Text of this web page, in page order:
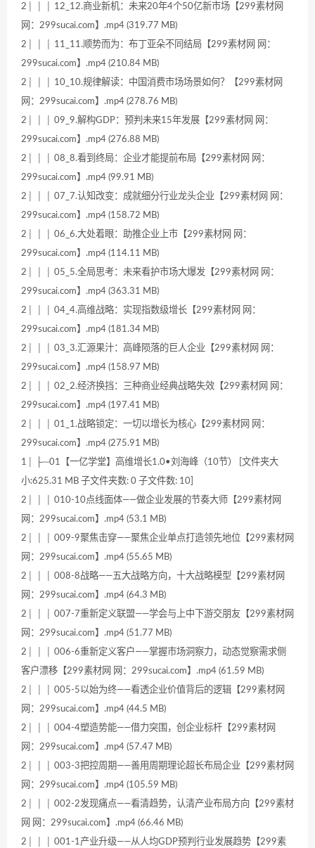
2│ │ │ 12_12.商业新机：未来20年4个50亿新市场【299素材网
网：299sucai.com】.mp4 (319.77 MB)
2│ │ │ 11_11.顺势而为：布丁亚朵不同结局【299素材网 网：
299sucai.com】.mp4 (210.84 MB)
2│ │ │ 10_10.规律解读：中国消费市场场景如何？【299素材网
网：299sucai.com】.mp4 (278.76 MB)
2│ │ │ 09_9.解构GDP：预判未来15年发展【299素材网 网：
299sucai.com】.mp4 (276.88 MB)
2│ │ │ 08_8.看到终局：企业才能提前布局【299素材网 网：
299sucai.com】.mp4 (99.91 MB)
2│ │ │ 07_7.认知改变：成就细分行业龙头企业【299素材网 网：
299sucai.com】.mp4 (158.72 MB)
2│ │ │ 06_6.大处着眼：助推企业上市【299素材网 网：
299sucai.com】.mp4 (114.11 MB)
2│ │ │ 05_5.全局思考：未来看护市场大爆发【299素材网 网：
299sucai.com】.mp4 (363.31 MB)
2│ │ │ 04_4.高维战略：实现指数级增长【299素材网 网：
299sucai.com】.mp4 (181.34 MB)
2│ │ │ 03_3.汇源果汁：高峰陨落的巨人企业【299素材网 网：
299sucai.com】.mp4 (158.97 MB)
2│ │ │ 02_2.经济换挡：三种商业经典战略失效【299素材网 网：
299sucai.com】.mp4 (197.41 MB)
2│ │ │ 01_1.战略锁定：一切以增长为核心【299素材网 网：
299sucai.com】.mp4 (275.91 MB)
1│ ├─01【一亿学堂】高维增长1.0•刘海峰（10节） [文件夹大
小:625.31 MB 子文件夹数: 0 子文件数: 10]
2│ │ │ 010-10点线面体——做企业发展的节奏大师【299素材网
网：299sucai.com】.mp4 (53.1 MB)
2│ │ │ 009-9聚焦击穿——聚焦企业单点打造领先地位【299素材网
网：299sucai.com】.mp4 (55.65 MB)
2│ │ │ 008-8战略——五大战略方向，十大战略模型【299素材网
网：299sucai.com】.mp4 (64.3 MB)
2│ │ │ 007-7重新定义联盟——学会与上中下游交朋友【299素材网
网：299sucai.com】.mp4 (51.77 MB)
2│ │ │ 006-6重新定义客户——掌握市场洞察力，动态觉察需求侧
客户漂移【299素材网 网：299sucai.com】.mp4 (61.59 MB)
2│ │ │ 005-5以始为终——看透企业价值背后的逻辑【299素材网
网：299sucai.com】.mp4 (44.5 MB)
2│ │ │ 004-4塑造势能——借力突围，创企业标杆【299素材网
网：299sucai.com】.mp4 (57.47 MB)
2│ │ │ 003-3把控周期——善用周期理论超长布局企业【299素材网
网：299sucai.com】.mp4 (105.59 MB)
2│ │ │ 002-2发现痛点——看清趋势，认清产业布局方向【299素材
网 网：299sucai.com】.mp4 (66.46 MB)
2│ │ │ 001-1产业升级——从人均GDP预判行业发展趋势【299素